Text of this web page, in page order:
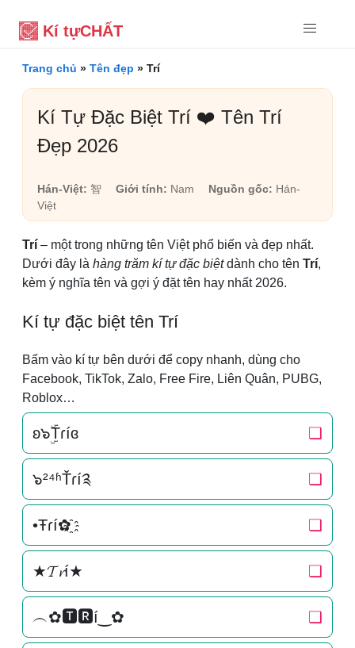
Kí tựCHẤT
Trang chủ » Tên đẹp » Trí
Kí Tự Đặc Biệt Trí ❤️ Tên Trí
Đẹp 2026
Hán-Việt: 智 Giới tính: Nam Nguồn gốc: Hán-
Việt
Trí – một trong những tên Việt phổ biến và đẹp nhất.
Dưới đây là hàng trăm kí tự đặc biệtdành cho tên Trí,
kèm ý nghĩa tên và gợi ý đặt tên hay nhất 2026.
Kí tự đặc biệt tên Trí
Bấm vào kí tự bên dưới để copy nhanh, dùng cho
Facebook, TikTok, Zalo, Free Fire, Liên Quân, PUBG,
Roblox…
ʚ๖ۣۜTɾíɞ ❏
๖²⁴ʱŤɾí༉ ❏
•Ŧɾí✿҈ ❏
★𝓣𝓻í★ ❏
︵✿🆃🆁í‿✿ ❏